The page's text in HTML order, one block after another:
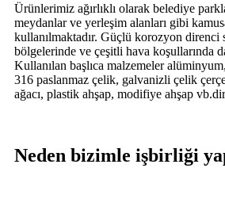
Ürünlerimiz ağırlıklı olarak belediye
meydanlar ve yerleşim alanları gibi
kullanılmaktadır. Güçlü korozyon direnci
bölgelerinde ve çeşitli hava koşullarında
Kullanılan başlıca malzemeler
316 paslanmaz çelik, galvanizli çelik
ağacı, plastik ahşap, modifiye ahşap
Neden bizimle işbirliği